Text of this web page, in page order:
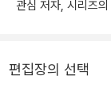
관심 저자, 시리즈
편집장의 선택